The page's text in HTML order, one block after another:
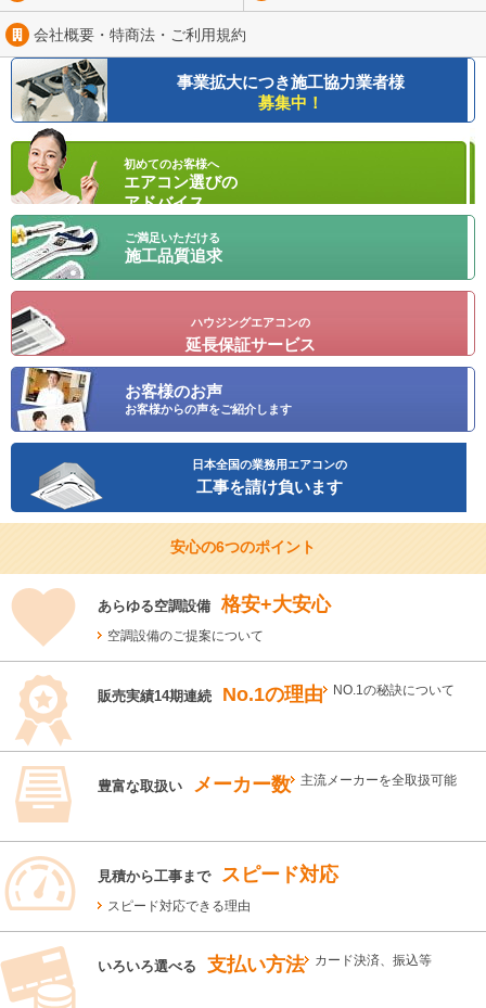
会社概要・特商法・ ご利用規約
事業拡大につき施工協力業者様
募集中！
初めてのお客様へ
エアコン選びの
アドバイス
ご満足いただける
施工品質追求
ハウジングエアコンの
延長保証サービス
お客様のお声
お客様からの声をご紹介します
日本全国の業務用エアコンの
工事を請け負います
安心の6つのポイント
あらゆる空調設備 格安+大安心
空調設備のご提案について
販売実績14期連続 No.1の理由 NO.1の秘訣について
豊富な取扱い メーカー数 主流メーカーを全取扱可能
見積から工事まで スピード対応
スピード対応できる理由
いろいろ選べる 支払い方法 カード決済、振込等